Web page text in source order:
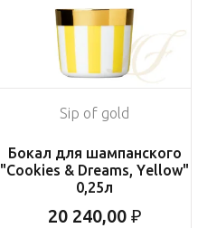
Sip of gold
Бокал для шампанского
"Cookies & Dreams, Yellow"
0,25л
20 240,00 ₽